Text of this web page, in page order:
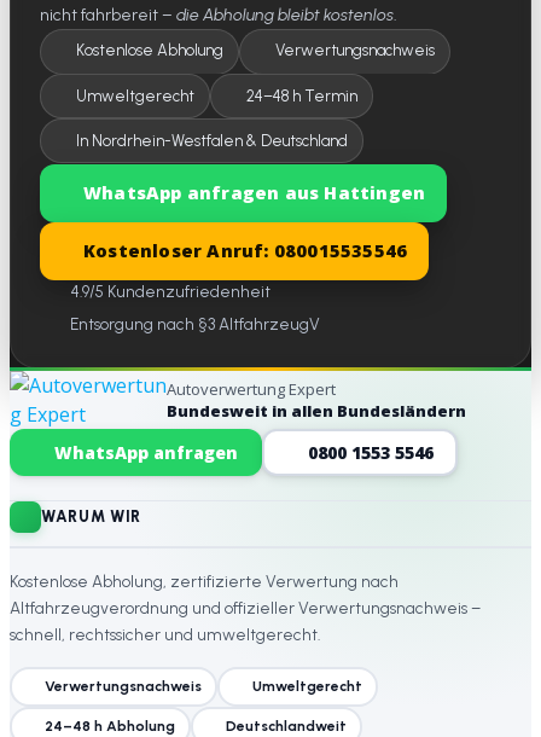
nicht fahrbereit – die Abholung bleibt kostenlos.
Kostenlose Abholung Verwertungsnachweis
Umweltgerecht 24–48 h Termin
In Nordrhein-Westfalen & Deutschland
WhatsApp anfragen aus Hattingen
Kostenloser Anruf: 080015535546
4.9/5 Kundenzufriedenheit
Entsorgung nach §3 AltfahrzeugV
Website-Footer
Autoverwertung Expert
Bundesweit in allen Bundesländern
WhatsApp anfragen 0800 1553 5546
WARUM WIR
Kostenlose Abholung, zertifizierte Verwertung nach
Altfahrzeugverordnung und offizieller Verwertungsnachweis –
schnell, rechtssicher und umweltgerecht.
Verwertungsnachweis Umweltgerecht
24–48 h Abholung Deutschlandweit